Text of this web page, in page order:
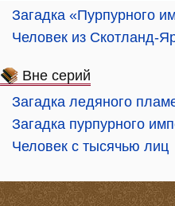
Загадка «Пурпурного
Человек из Скотланд-
Вне серий
Загадка ледяного
Загадка пурпурного
Человек с тысячью лиц